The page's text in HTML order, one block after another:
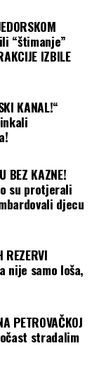
“štimanje”
IZBILE
KANAL!“
BEZ KAZNE!
su protjerali
djecu
REZERVI
nije samo loša,
PETROVAČKOJ
stradalim